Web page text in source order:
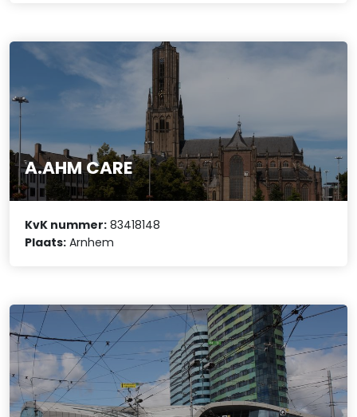
A.AHM CARE
KvK nummer: 83418148
Plaats: Arnhem